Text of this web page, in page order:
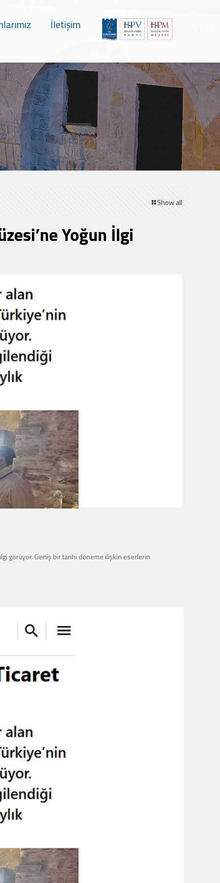
İletişim
Show all
Yoğun İlgi
ilgi görüyor. Geniş bir tarihi döneme ilişkin eserlerin